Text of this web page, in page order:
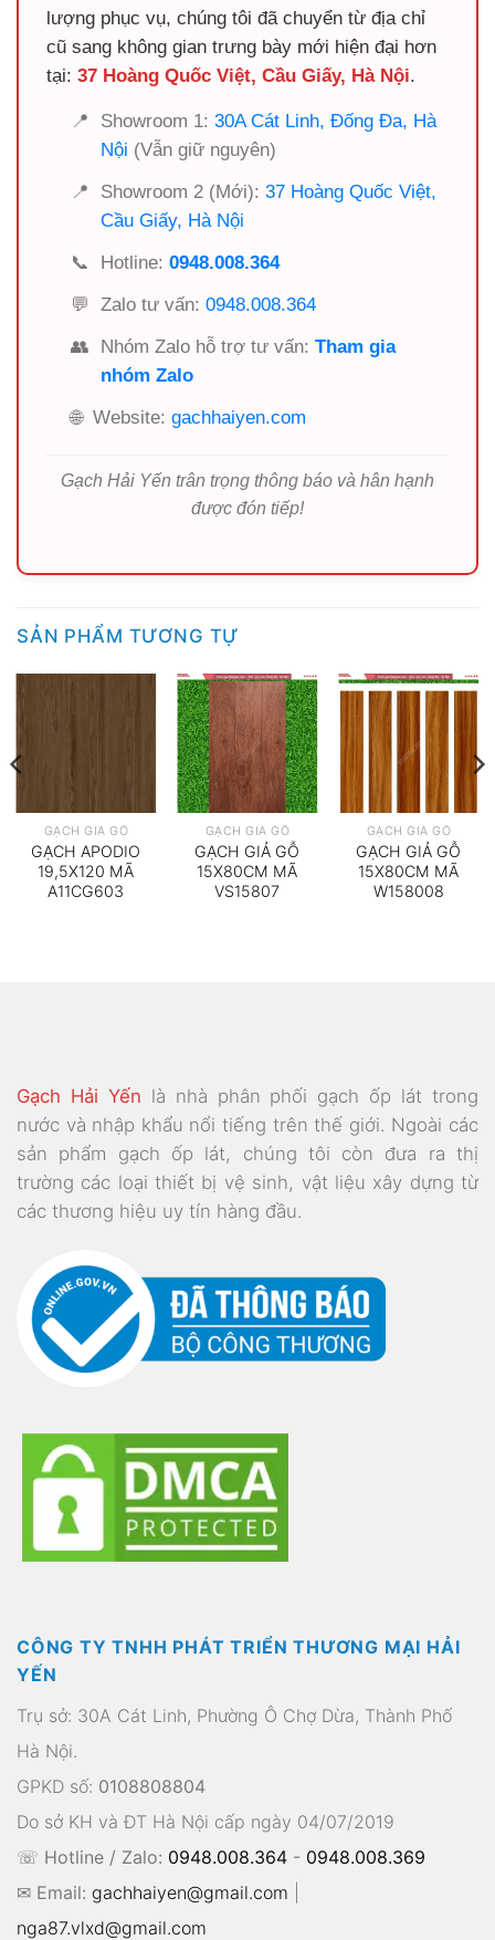
lượng phục vụ, chúng tôi đã chuyển từ địa chỉ
cũ sang không gian trưng bày mới hiện đại hơn
tại: 37 Hoàng Quốc Việt, Cầu Giấy, Hà Nội.
📍 Showroom 1: 30A Cát Linh, Đống Đa, Hà
Nội (Vẫn giữ nguyên)
📍
Showroom 2 (Mới): 37 Hoàng Quốc Việt,
Cầu Giấy, Hà Nội
📞
Hotline: 0948.008.364
💬
Zalo tư vấn: 0948.008.364
👥
Nhóm Zalo hỗ trợ tư vấn: Tham gia
nhóm Zalo
🌐 Website: gachhaiyen.com
Gạch Hải Yến trân trọng thông báo và hân hạnh
được đón tiếp!
SẢN PHẨM TƯƠNG TỰ
GẠCH GIẢ GỖ
GẠCH APODIO
19,5X120 MÃ
A11CG603
GẠCH GIẢ GỖ
GẠCH GIẢ GỖ
15X80CM MÃ
VS15807
GẠCH GIẢ GỖ
GẠCH GIẢ GỖ
15X80CM MÃ
W158008
Gạch Hải Yến là nhà phân phối gạch ốp lát trong
nước và nhập khẩu nổi tiếng trên thế giới. Ngoài các
sản phẩm gạch ốp lát, chúng tôi còn đưa ra thị
trường các loại thiết bị vệ sinh, vật liệu xây dựng từ
các thương hiệu uy tín hàng đầu.
CÔNG TY TNHH PHÁT TRIỂN THƯƠNG MẠI HẢI
YẾN
Trụ sở: 30A Cát Linh, Phường Ô Chợ Dừa, Thành Phố
Hà Nội.
GPKD số: 0108808804
Do sở KH và ĐT Hà Nội cấp ngày 04/07/2019
☏ Hotline / Zalo: 0948.008.364 - 0948.008.369
✉ Email: gachhaiyen@gmail.com
nga87.vlxd@gmail.com